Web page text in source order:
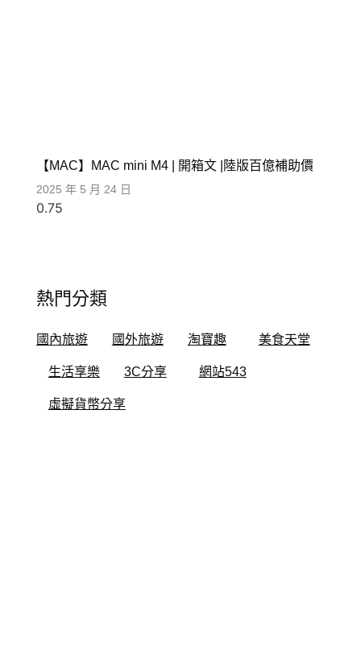
【MAC】MAC mini M4 | 開箱文 |陸版百億補助價
2025 年 5 月 24 日
熱門分類
國內旅遊 國外旅遊 淘寶趣 美食天堂
生活享樂 3C分享 網站543
虛擬貨幣分享